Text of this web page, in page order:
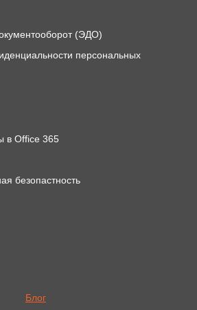
(ЭДО)
персональных
в Office 365
безопастность
Блог